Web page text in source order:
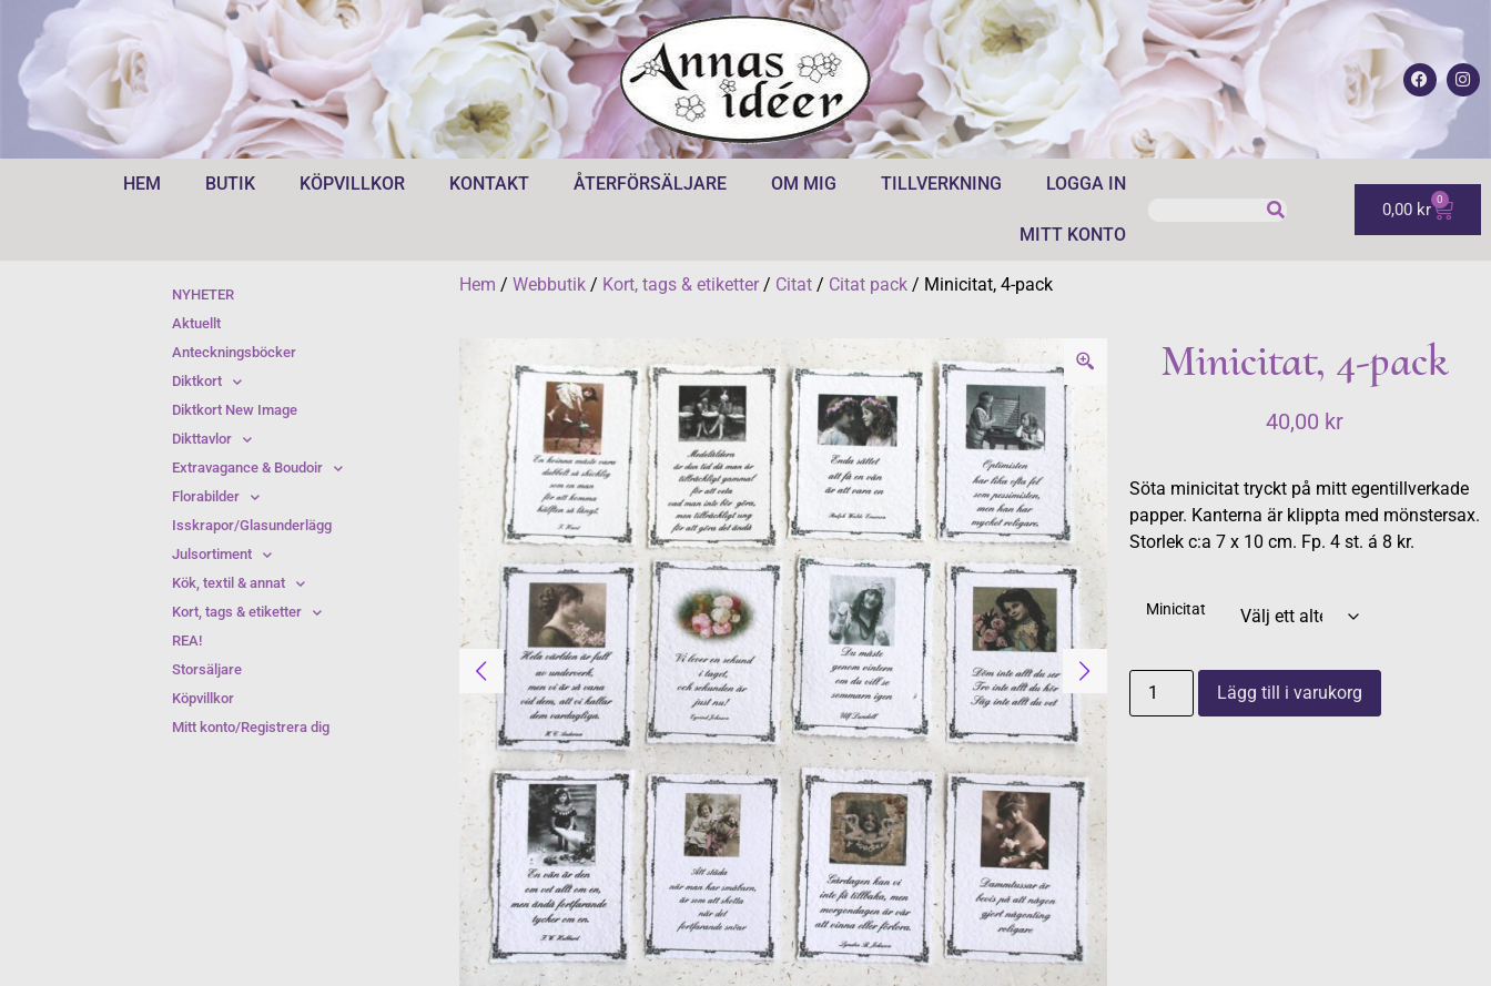
HEM BUTIK KÖPVILLKOR KONTAKT ÅTERFÖRSÄLJARE OM MIG TILLVERKNING LOGGA IN
MITT KONTO
0,00 kr 0
Hem / Webbutik/ Kort, tags & etiketter/ Citat/ Citat pack/ Minicitat, 4-pack
NYHETER
Aktuellt
Anteckningsböcker
Diktkort
Diktkort New Image
Dikttavlor
Extravagance & Boudoir
Florabilder
Isskrapor/Glasunderlägg
Julsortiment
Kök, textil & annat
Kort, tags & etiketter
REA!
Storsäljare
Köpvillkor
Mitt konto/Registrera dig
Minicitat, 4-pack
40,00 kr
Söta minicitat tryckt på mitt egentillverkade
papper. Kanterna är klippta med mönstersax.
Storlek c:a 7 x 10 cm. Fp. 4 st. á 8 kr.
Minicitat
Lägg till i varukorg